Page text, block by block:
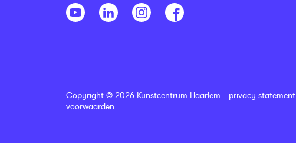
Copyright © 2026 Kunstcentrum Haarlem - privacy statement
voorwaarden